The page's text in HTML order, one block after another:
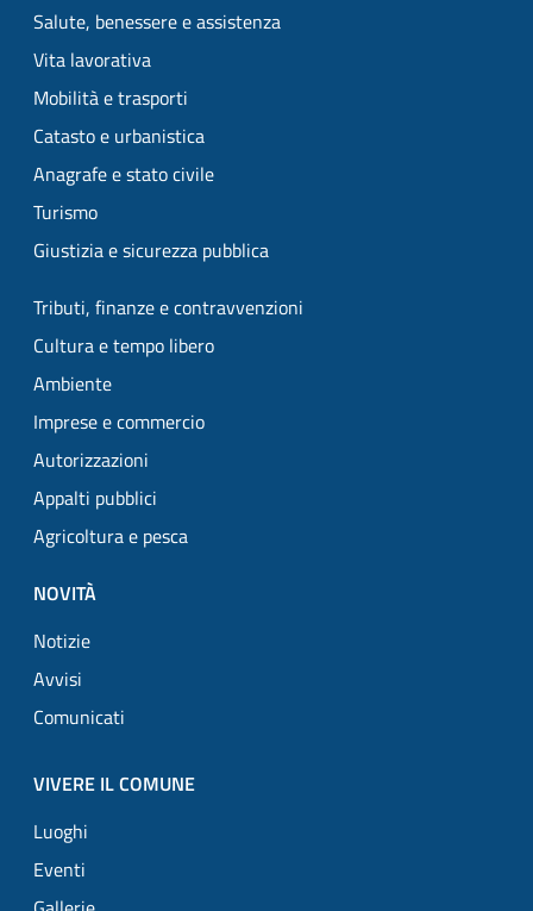
Salute, benessere e assistenza
Vita lavorativa
Mobilità e trasporti
Catasto e urbanistica
Anagrafe e stato civile
Turismo
Giustizia e sicurezza pubblica
Tributi, finanze e contravvenzioni
Cultura e tempo libero
Ambiente
Imprese e commercio
Autorizzazioni
Appalti pubblici
Agricoltura e pesca
NOVITÀ
Notizie
Avvisi
Comunicati
VIVERE IL COMUNE
Luoghi
Eventi